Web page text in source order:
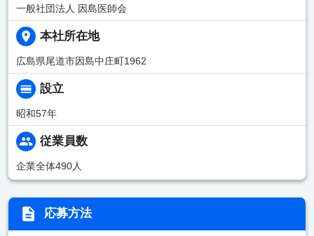
一般社団法人 因島医師会
本社所在地
広島県尾道市因島中庄町1962
設立
昭和57年
従業員数
企業全体490人
応募方法